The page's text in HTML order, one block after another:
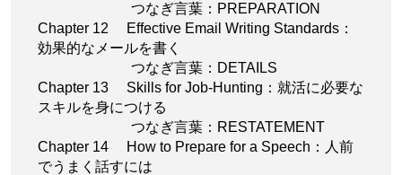
つなぎ言葉：PREPARATION
Chapter 12 Effective Email Writing Standards：
効果的なメールを書く
つなぎ言葉：DETAILS
Chapter 13 Skills for Job-Hunting：就活に必要な
スキルを身につける
つなぎ言葉：RESTATEMENT
Chapter 14 How to Prepare for a Speech：人前
でうまく話すには